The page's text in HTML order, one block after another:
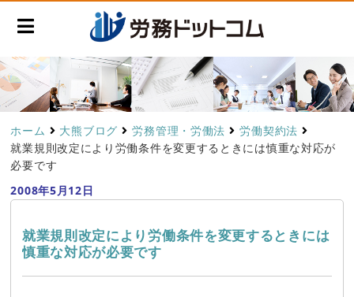
ホーム 大熊ブログ 労務管理・労働法
労働契約法
就業規則改定により労働条件を変更するときには慎重な対応が
必要です
2008年5月12日
就業規則改定により労働条件を変更するときには
慎重な対応が必要です